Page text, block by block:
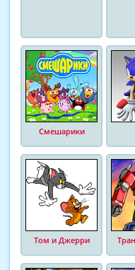
Смешарики
Том и Джерри